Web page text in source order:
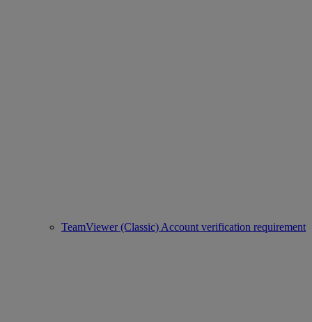
TeamViewer (Classic) Account verification requirement